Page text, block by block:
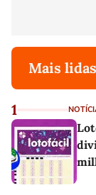
Mais lidas
1